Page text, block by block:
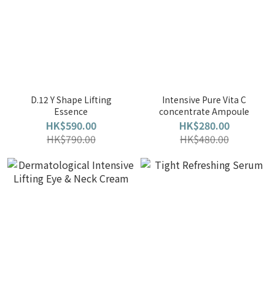
D.12 Y Shape Lifting
Essence
HK$590.00
HK$790.00
Intensive Pure Vita C
concentrate Ampoule
HK$280.00
HK$480.00